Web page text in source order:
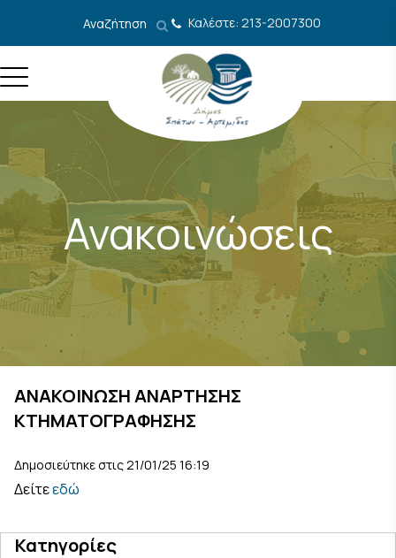
Αναζήτηση Καλέστε: 213-2007300
Ανακοινώσεις
ΑΝΑΚΟΙΝΩΣΗ ΑΝΑΡΤΗΣΗΣ
ΚΤΗΜΑΤΟΓΡΑΦΗΣΗΣ
Δημοσιεύτηκε στις 21/01/25 16:19
Δείτεεδώ
Κατηγορίες